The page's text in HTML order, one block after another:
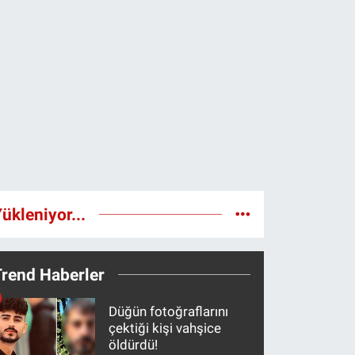
Haberler
Düğün fotoğraflarını
çektiği kişi vahşice
öldürdü!